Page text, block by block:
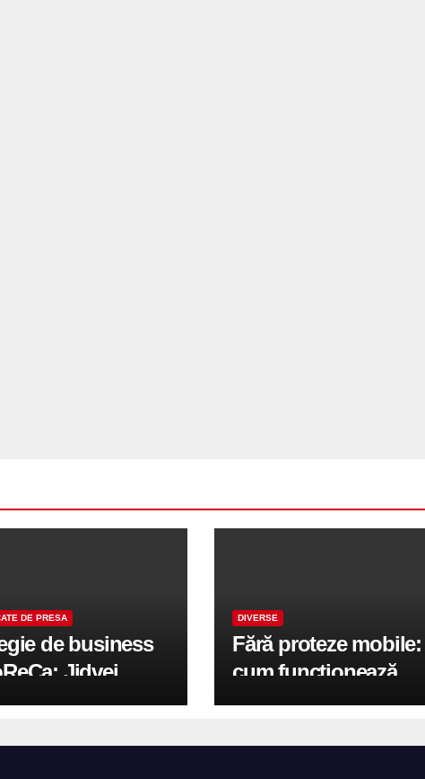
DE PRESA
de business
Jidvei
terasele în
DIVERSE
Fără proteze mobile:
cum funcționează
reabilitarea completă